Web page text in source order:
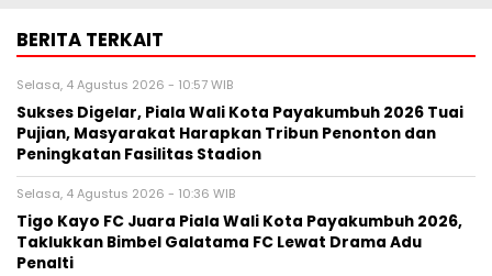
BERITA TERKAIT
Selasa, 4 Agustus 2026 - 10:57 WIB
Sukses Digelar, Piala Wali Kota Payakumbuh 2026 Tuai
Pujian, Masyarakat Harapkan Tribun Penonton dan
Peningkatan Fasilitas Stadion
Selasa, 4 Agustus 2026 - 10:36 WIB
Tigo Kayo FC Juara Piala Wali Kota Payakumbuh 2026,
Taklukkan Bimbel Galatama FC Lewat Drama Adu
Penalti